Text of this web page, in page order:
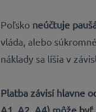
Poľsko neúčtuje
vláda, alebo
náklady sa líšia v
Platba závisí hlavne